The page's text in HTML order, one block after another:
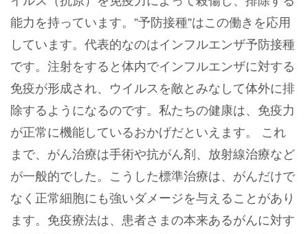
能力を持っています。”予防接種”はこの働きを応用
しています。代表的なのはインフルエンザ予防接種
です。注射をすると体内でインフルエンザに対する
免疫が形成され、ウイルスを敵とみなして体外に排
除するようになるのです。私たちの健康は、免疫力
が正常に機能しているおかげだといえます。 これ
まで、がん治療は手術や抗がん剤、放射線治療など
が一般的でした。こうした標準治療は、がんだけで
なく正常細胞にも強いダメージを与えることがあり
ます。免疫療法は、患者さまの本来あるがんに対す